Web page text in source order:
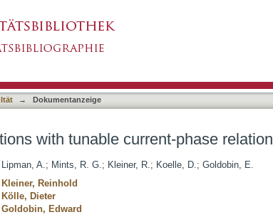
→ Dokumentanzeige
with tunable current-phase relation
Lipman, A.; Mints, R. G.; Kleiner, R.; Koelle, D.; Goldobin, E.
Kleiner, Reinhold
Kölle, Dieter
Goldobin, Edward